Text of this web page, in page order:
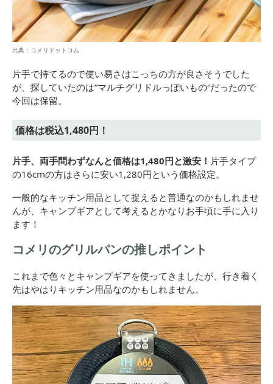
出典： コメリドットコム
片手で持てるので使い易さはこっちの方が良さそうでした
が、探していたのは“マルチグリドルっぽいもの“だったので
今回は保留。
価格は税込1,480円！
片手、両手問わずなんと価格は1,480円と激安！ 片手タイプ
の16cmの方はさらに安い1,280円という価格設定。
一般的なキッチン用品として捉えると普通なのかもしれませ
んが、キャンプギアとして考えるとかなりお手頃に手に入り
ます！
コメリのグリルパンの推しポイント
これまで色々とキャンプギアを使ってきましたが、行き着く
先はやはりキッチン用品なのかもしれません。